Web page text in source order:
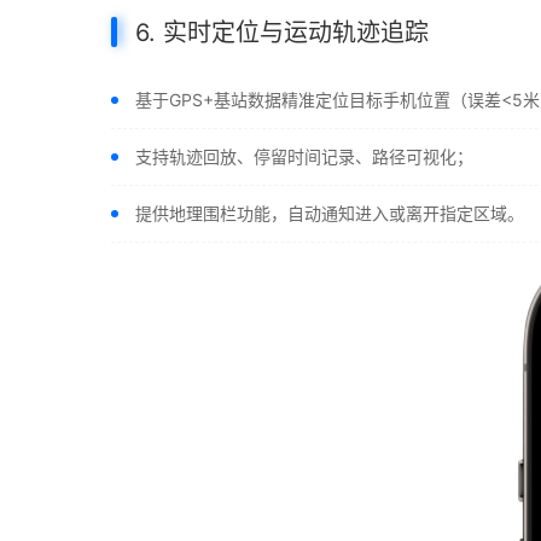
6. 实时定位与运动轨迹追踪
基于GPS+基站数据精准定位目标手机位置（误差<5
支持轨迹回放、停留时间记录、路径可视化；
提供地理围栏功能，自动通知进入或离开指定区域。